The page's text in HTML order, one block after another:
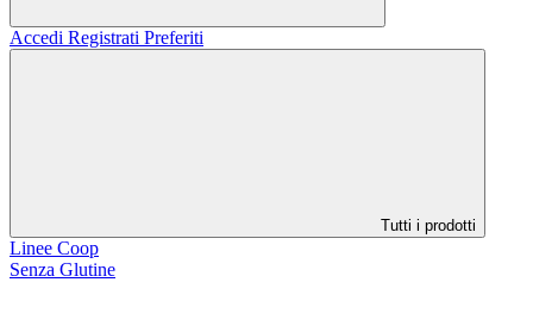
Accedi Registrati Preferiti
Tutti i prodotti
Linee Coop
Senza Glutine